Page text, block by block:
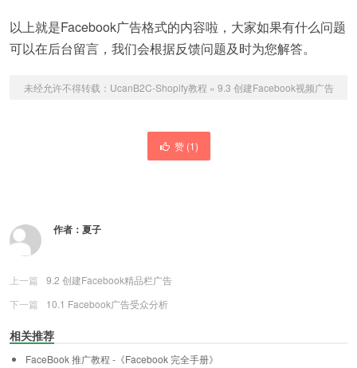
以上就是Facebook广告格式的内容啦，大家如果有什么问题
可以在后台留言，我们会根据反馈问题及时为您解答。
未经允许不得转载： UcanB2C-Shopify教程 » 9.3 创建Facebook视频广告
赞 (1)
作者： 夏子
上一篇
9.2 创建Facebook精品栏广告
下一篇
10.1 Facebook广告受众分析
相关推荐
FaceBook 推广教程 -《Facebook 完全手册》